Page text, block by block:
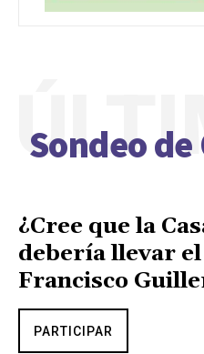
Sondeo de
¿Cree que la
debería llevar
Francisco
PARTICIPAR